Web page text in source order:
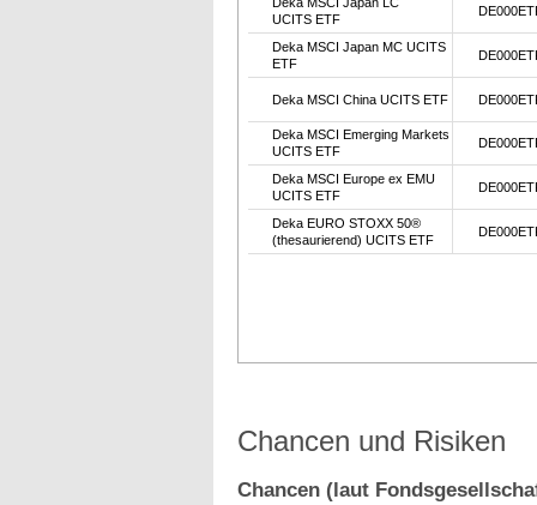
UCITS ETF
Deka MSCI Japan MC UCITS
ETF
Deka MSCI China UCITS ETF
Deka MSCI Emerging Markets
UCITS ETF
Deka MSCI Europe ex EMU
UCITS ETF
Deka EURO STOXX 50®
(thesaurierend) UCITS ETF
Chancen und Risiken
Chancen (laut